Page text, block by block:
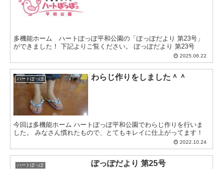
多機能ホーム ハートぽっぽ平和公園の「ぽっぽだより 第23号」
ができました！ 下記よりご覧ください。 ぽっぽだより 第23号
2025.06.22
ハートぽっぽ わらじ作りをしました＾＾
今回は多機能ホーム ハートぽっぽ平和公園でわらじ作りを行いま
した。 みなさん慣れたもので、とてもキレイに仕上がってます！
2022.10.24
ハートぽっぽ ぽっぽだより 第25号